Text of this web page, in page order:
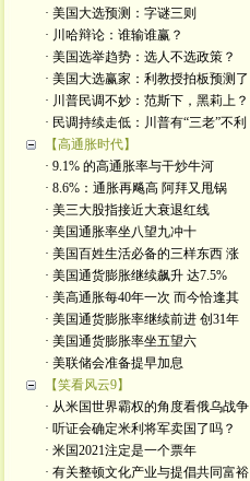
· 美国大选预测：字谜三则
· 川哈辩论：谁输谁赢？
· 美国选举趋势：选人不选政策？
· 美国大选赢家：利教授拍板预测了
· 川普民调不妙：范斯下，黑莉上？
· 民调持续走低：川普有“三老”不利
【高通胀时代】
· 9.1% 的高通胀率与干炒牛河
· 8.6%：通胀再飚高 阿拜又甩锅
· 美三大股指接近大衰退红线
· 美国通胀率坐八望九冲十
· 美国百姓生活必备的三样东西 涨
· 美国通货膨胀继续飙升 达7.5%
· 美高通胀每40年一次 而今恰逢其
· 美国通货膨胀率继续前进 创31年
· 美国通货膨胀率坐五望六
· 美联储会准备提早加息
【笑看风云9】
· 从米国世界霸权的角度看俄乌战争
· 听证会确定米利将军卖国了吗？
· 米国2021注定是一个票年
· 有关整顿文化产业与提倡共同富裕